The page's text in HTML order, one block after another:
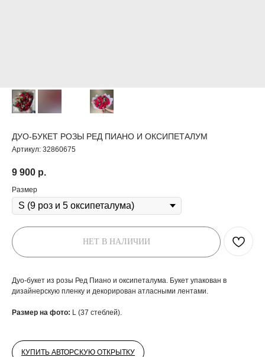
ДУО-БУКЕТ РОЗЫ РЕД ПИАНО И ОКСИПЕТАЛУМ
Артикул: 32860675
9 900 р.
Размер
НЕТ В НАЛИЧИИ
Дуо-букет из розы Ред Пиано и оксипеталума. Букет упакован в
дизайнерскую пленку и декорирован атласными лентами.
Размер на фото: L (37 стеблей).
КУПИТЬ АВТОРСКУЮ ОТКРЫТКУ